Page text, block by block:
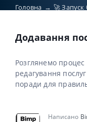
Головна → 🚀 Запуск
Додавання
Розглянемо
редагування
поради для
Написано